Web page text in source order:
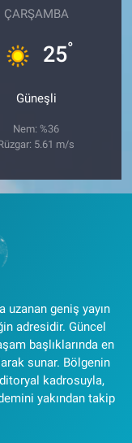
ÇARŞAMBA
25°
Güneşli
Nem: %36
5.61 m/s
uzanan geniş yayın
adresidir. Güncel
başlıklarında en
sunar. Bölgenin
kadrosuyla,
yakından takip